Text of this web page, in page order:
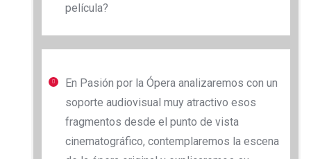
película?
En Pasión por la Ópera analizaremos con un
soporte audiovisual muy atractivo esos
fragmentos desde el punto de vista
cinematográfico, contemplaremos la escena